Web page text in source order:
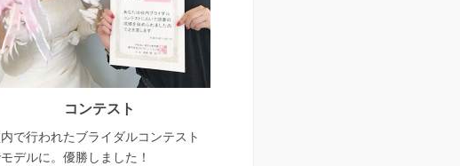
コンテスト
で行われたブライダルコンテスト
デルに。優勝しました！